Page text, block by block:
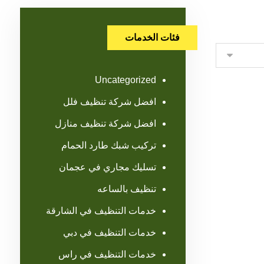
فئات الخدمات
Uncategorized
افضل شركة تنظيف فلل
افضل شركة تنظيف منازل
تركيب شبك طارد الحمام
تسليك مجاري في عجمان
تنظيف بالساعه
خدمات التنظيف في الشارقة
خدمات التنظيف في دبي
خدمات التنظيف في راس